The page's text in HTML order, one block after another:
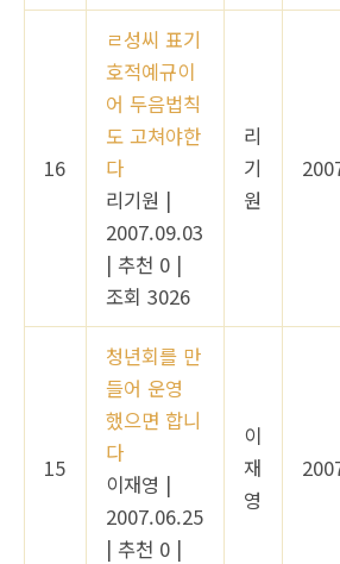
16
ㄹ성씨 표기
호적예규이
어 두음법칙
도 고쳐야한
다
리기원 |
2007.09.03
| 추천 0 |
조회 3026
리
기
원
15
청년회를 만
들어 운영
했으면 합니
다
이재영 |
2007.06.25
| 추천 0 |
이
재
영